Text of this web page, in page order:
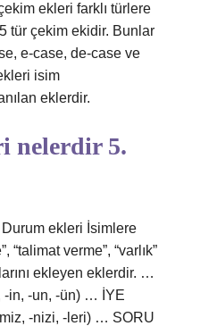
ekleri farklı türlere
tür çekim ekidir. Bunlar
e-case, de-case ve
isim
eklerdir.
nelerdir 5.
ekleri İsimlere
“talimat verme”, “varlık”
ekleyen eklerdir. …
-in, -un, -ün) … İYE
-nizi, -leri) … SORU